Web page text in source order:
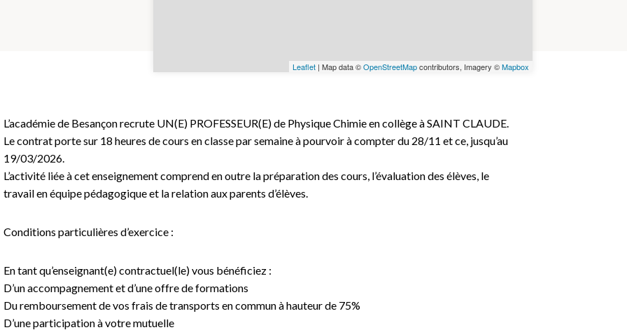
Leaflet | Map data ©OpenStreetMapcontributors, Imagery ©Mapbox
L’académie de Besançon recrute UN(E) PROFESSEUR(E) de Physique Chimie en collège à SAINT CLAUDE.
Le contrat porte sur 18 heures de cours en classe par semaine à pourvoir à compter du 28/11 et ce, jusqu’au
19/03/2026.
L’activité liée à cet enseignement comprend en outre la préparation des cours, l’évaluation des élèves, le
travail en équipe pédagogique et la relation aux parents d’élèves.
Conditions particulières d’exercice :
En tant qu’enseignant(e) contractuel(le) vous bénéficiez :
D’un accompagnement et d’une offre de formations
Du remboursement de vos frais de transports en commun à hauteur de 75%
D’une participation à votre mutuelle